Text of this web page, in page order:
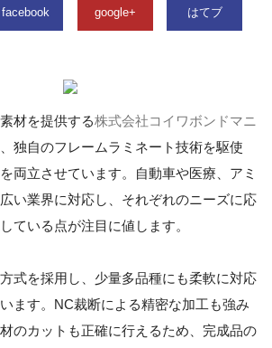
facebook google+ はてブ
材を提供する株式会社コイワボンドマニ
独自のフレームラミネート技術を駆使
両立させています。自動車や医療、アミ
い業界に対応し、それぞれのニーズに応
ている点が注目に値します。
式を採用し、少量多品種にも柔軟に対応
ます。NC裁断による精密な加工も強み
のカットも正確に行えるため、完成品の